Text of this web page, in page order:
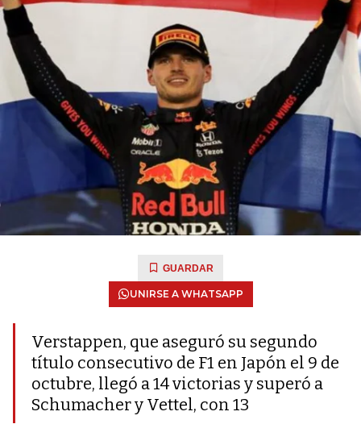
GUARDAR
UNIRSE A WHATSAPP
Verstappen, que aseguró su segundo
título consecutivo de F1 en Japón el 9 de
octubre, llegó a 14 victorias y superó a
Schumacher y Vettel, con 13